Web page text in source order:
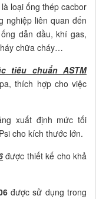
loại ống thép cacbor
nghiệp liên quan đến
dẫn dầu, khí gas,
chữa cháy…
tiêu chuẩn ASTM
thích hợp cho việc
xuất định mức tối
cho kích thước lớn.
được thiết kế cho khả
được sử dụng trong